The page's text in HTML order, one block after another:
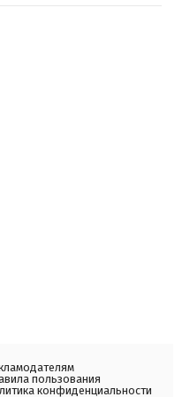
пользования
конфиденциальности